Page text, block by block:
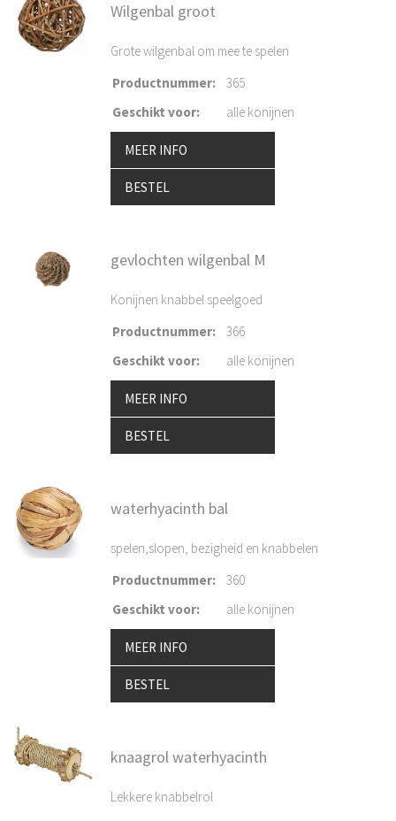
Wilgenbal groot
Grote wilgenbal om mee te spelen
Productnummer:
365
Geschikt voor: alle konijnen
MEER INFO
BESTEL
gevlochten wilgenbal M
Konijnen knabbel speelgoed
Productnummer:
366
Geschikt voor: alle konijnen
MEER INFO
BESTEL
waterhyacinth bal
spelen,slopen, bezigheid en knabbelen
Productnummer:
360
Geschikt voor: alle konijnen
MEER INFO
BESTEL
knaagrol waterhyacinth
Lekkere knabbelrol